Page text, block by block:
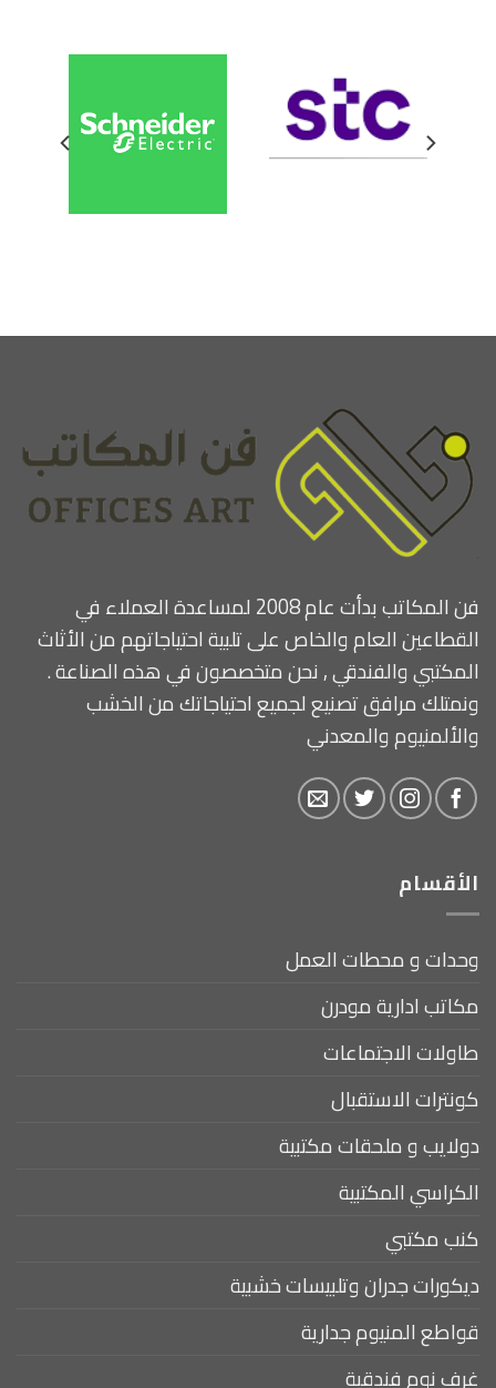
فن المكاتب بدأت عام 2008 لمساعدة العملاء في
القطاعين العام والخاص على تلبية احتياجاتهم من الأثاث
المكتبي والفندقي , نحن متخصصون في هذه الصناعة .
ونمتلك مرافق تصنيع لجميع احتياجاتك من الخشب
والألمنيوم والمعدني
الأقسام
وحدات و محطات العمل
مكاتب ادارية مودرن
طاولات الاجتماعات
كونترات الاستقبال
دولايب و ملحقات مكتبية
الكراسي المكتبية
كنب مكتبي
ديكورات جدران وتلبيسات خشبية
قواطع المنيوم جدارية
غرف نوم فندقية